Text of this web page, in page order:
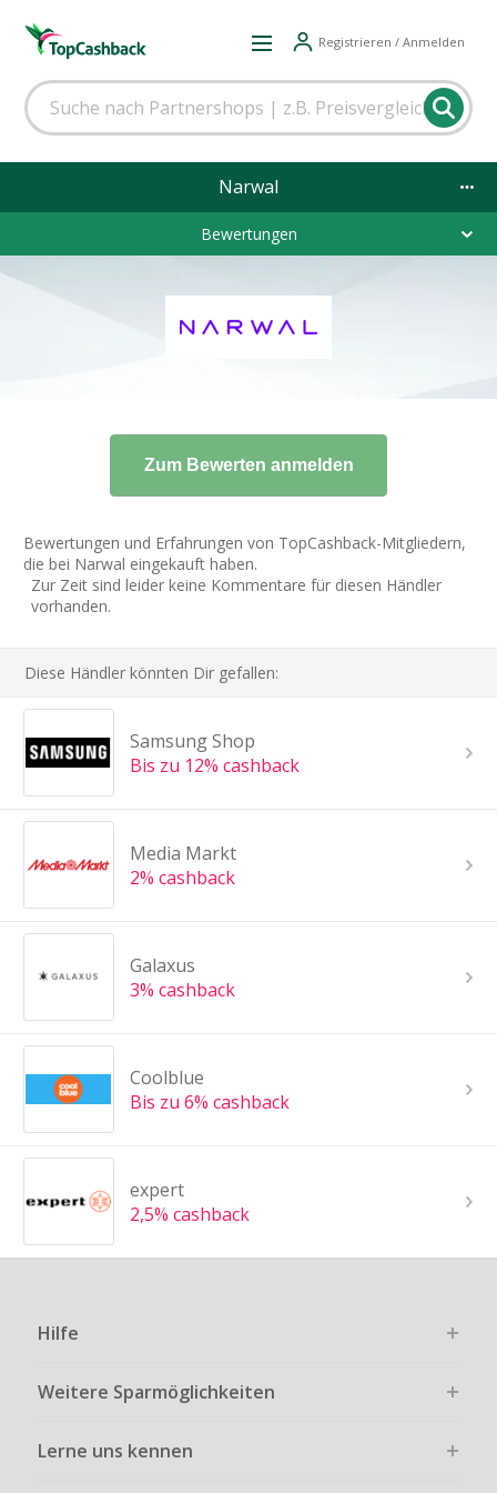
Registrieren / Anmelden
Narwal
Bewertungen
Bewertungen und Erfahrungen von TopCashback-Mitgliedern,
die bei Narwal eingekauft haben.
Zur Zeit sind leider keine Kommentare für diesen Händler
vorhanden.
Diese Händler könnten Dir gefallen:
Samsung Shop
Bis zu 12% cashback
Media Markt
2% cashback
Galaxus
3% cashback
Coolblue
Bis zu 6% cashback
expert
2,5% cashback
Hilfe
Weitere Sparmöglichkeiten
Lerne uns kennen